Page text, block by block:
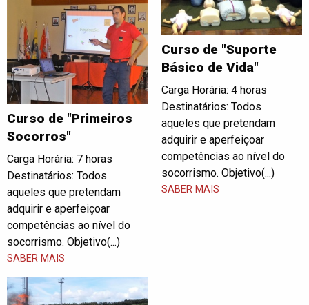
Curso de "Primeiros
Socorros"
Carga Horária: 7 horas
Destinatários: Todos
aqueles que pretendam
adquirir e aperfeiçoar
competências ao nível do
socorrismo. Objetivo(...)
SABER MAIS
Curso de "Suporte
Básico de Vida"
Carga Horária: 4 horas
Destinatários: Todos
aqueles que pretendam
adquirir e aperfeiçoar
competências ao nível do
socorrismo. Objetivo(...)
SABER MAIS